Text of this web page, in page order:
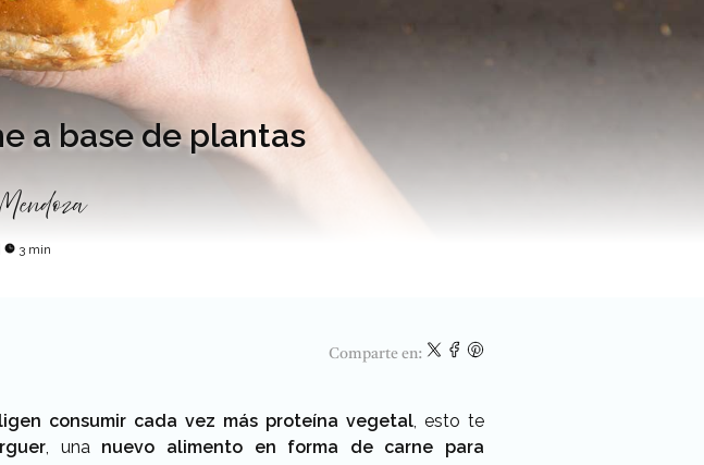
a base de plantas
3 min
Comparte en:
consumir cada vez más proteína vegetal, esto te
, una nuevo alimento en forma de carne para